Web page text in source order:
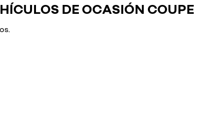
DE OCASIÓN COUPE